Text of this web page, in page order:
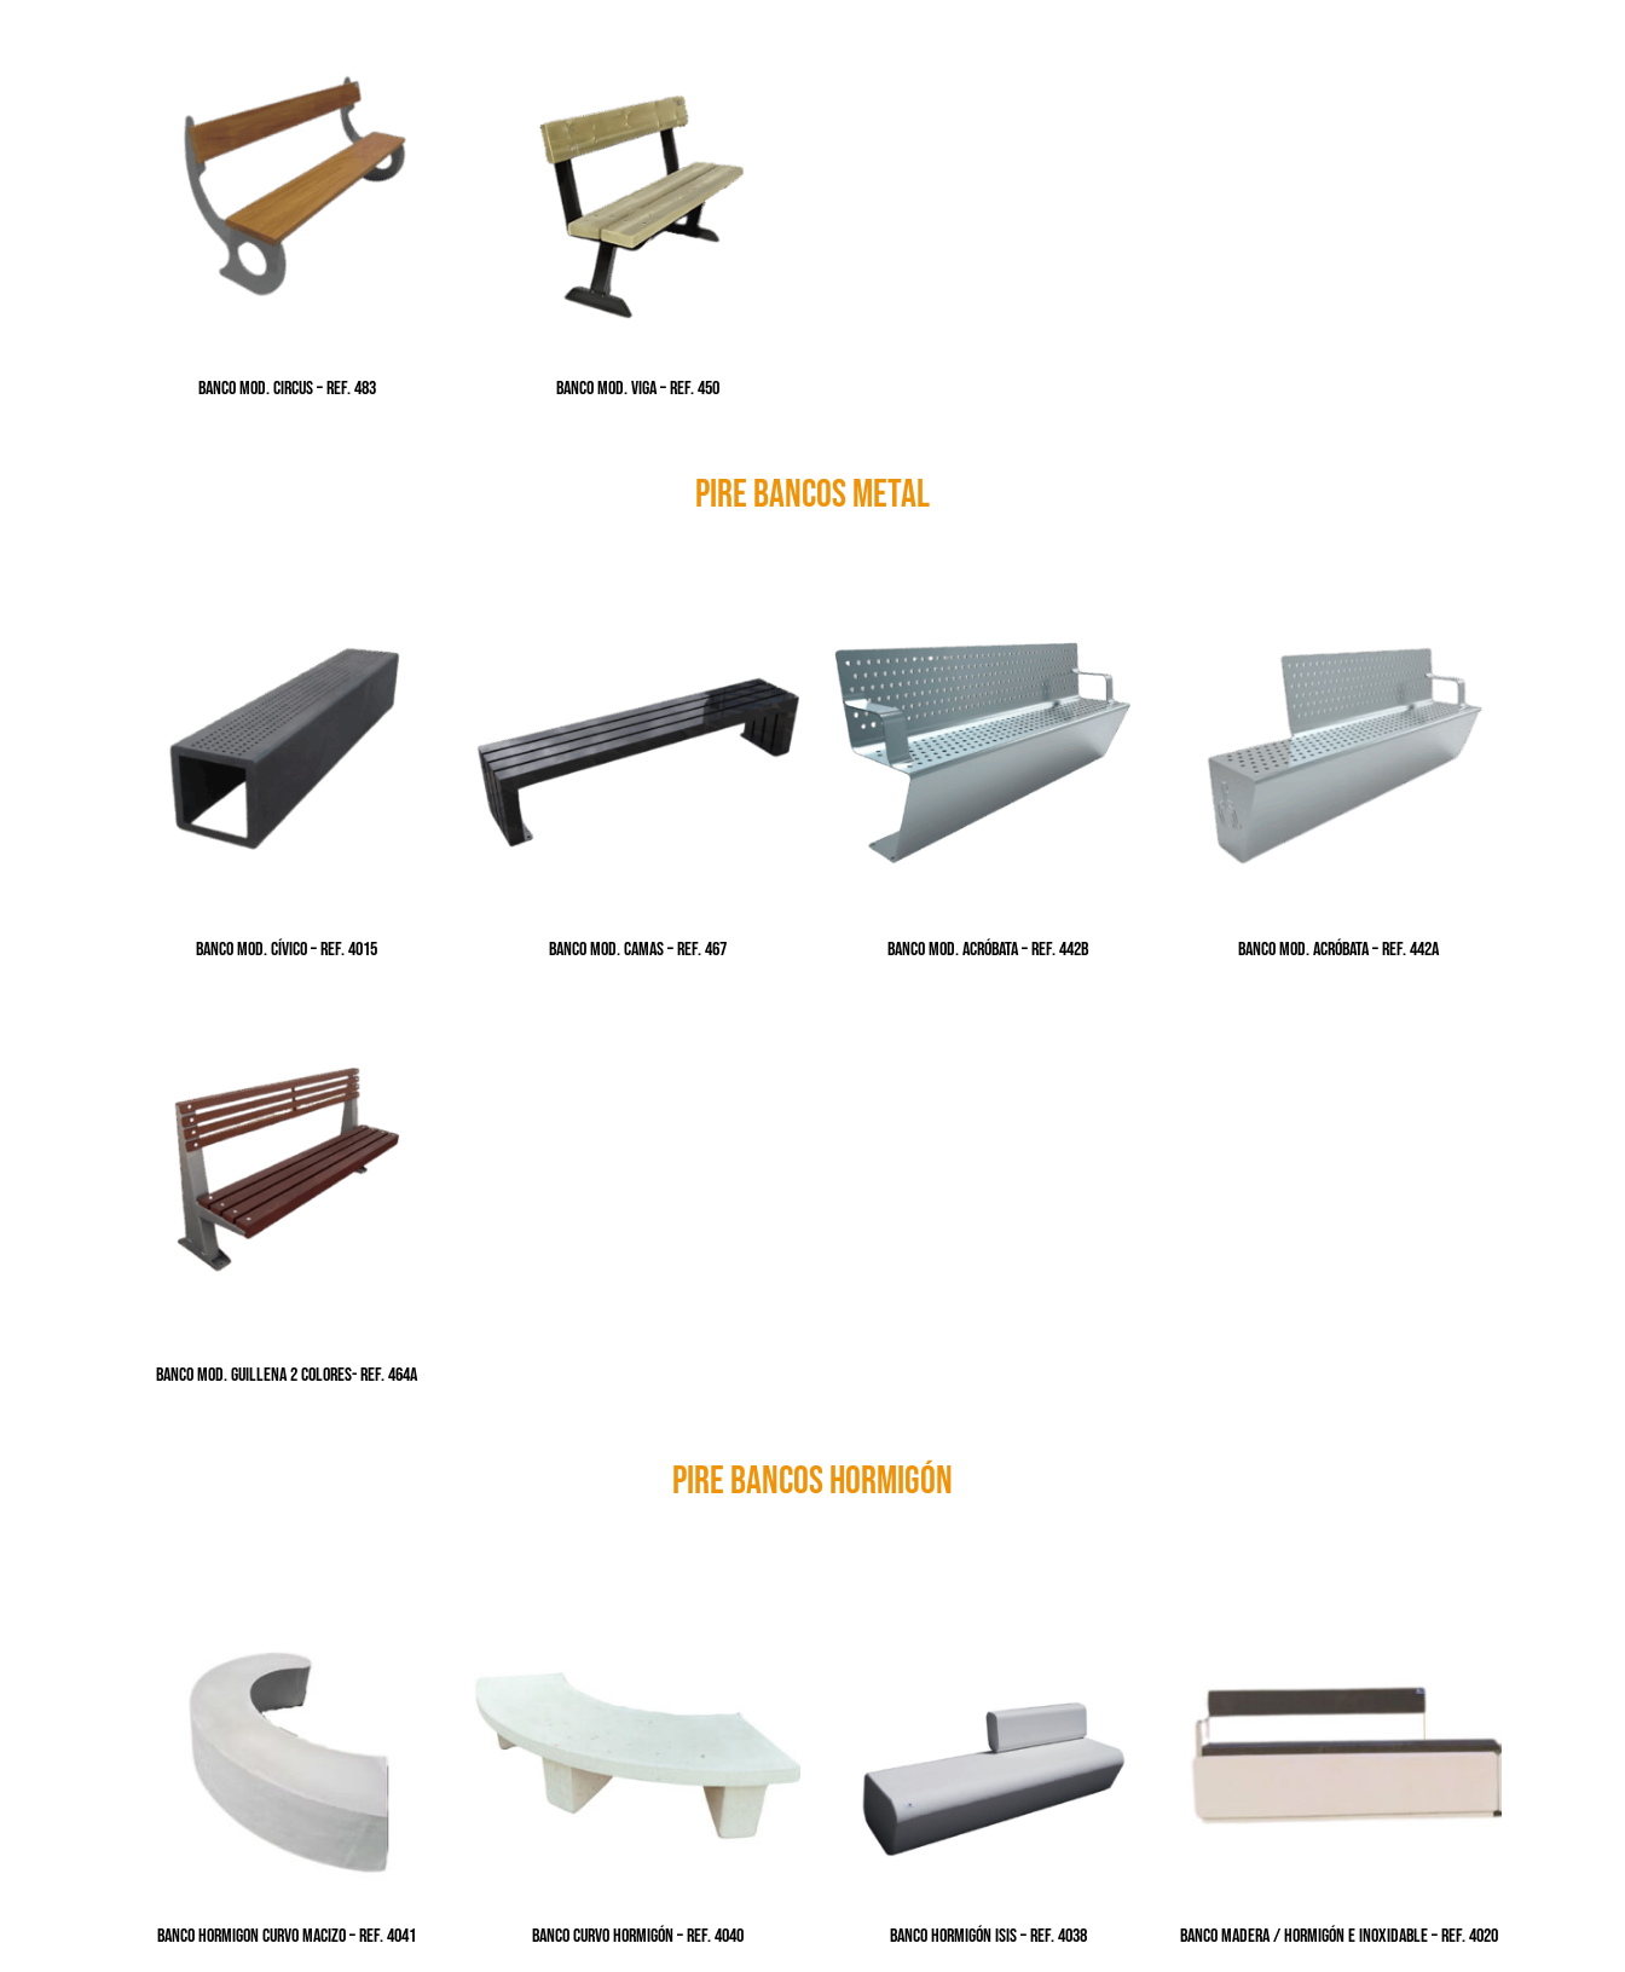
BANCO MOD. CIRCUS – Ref. 483 BANCO MOD. VIGA – Ref. 450
Pire bancos metal
BANCO MOD. CÍVICO – Ref. 4015 BANCO MOD. CAMAS – Ref. 467 BANCO MOD. ACRÓBATA – Ref. 442B BANCO MOD. ACRÓBATA – Ref. 442A
BANCO MOD. GUILLENA 2 COLORES- Ref. 464A
Pire bancos hormigón
BANCO HORMIGON CURVO MACIZO – Ref. 4041 BANCO CURVO HORMIGÓN – Ref. 4040 BANCO HORMIGÓN ISIS – Ref. 4038 BANCO MADERA / HORMIGÓN E INOXIDABLE – Ref. 4020